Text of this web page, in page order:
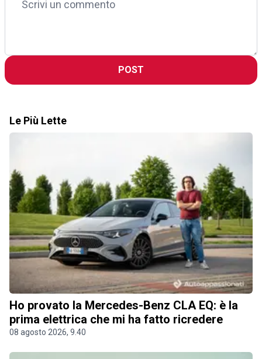
POST
Le Più Lette
Ho provato la Mercedes-Benz CLA EQ: è la
prima elettrica che mi ha fatto ricredere
08 agosto 2026, 9.40